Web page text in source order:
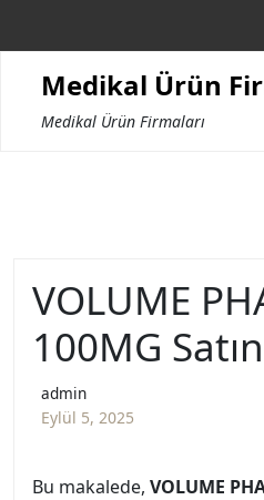
Medikal Ürün
Medikal Ürün Firmaları
VOLUME
100MG
admin
Eylül 5, 2025
Bu makalede, VOLUME